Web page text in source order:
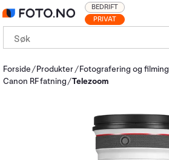
PRIVAT
BEDRIFT
Forside Produkter Fotografering og filming
Canon RF fatning
Telezoom